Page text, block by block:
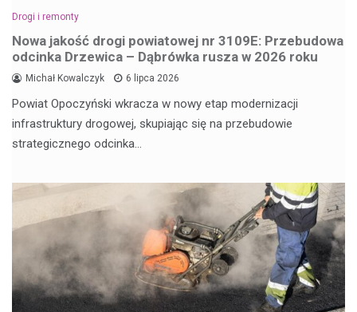
Drogi i remonty
Nowa jakość drogi powiatowej nr 3109E: Przebudowa
odcinka Drzewica – Dąbrówka rusza w 2026 roku
Michał Kowalczyk 6 lipca 2026
Powiat Opoczyński wkracza w nowy etap modernizacji
infrastruktury drogowej, skupiając się na przebudowie
strategicznego odcinka…